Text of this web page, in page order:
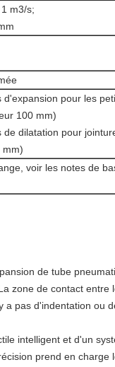
m3/s;
d'expansion pour les
100 mm)
de dilatation pour
mm)
voir les notes de
de tube
zone de contact entre
pas d'indentation ou
intelligent et d'un
prend en charge